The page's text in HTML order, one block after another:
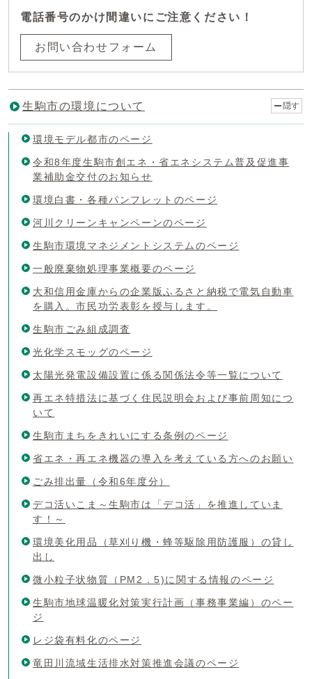
電話番号のかけ間違いにご注意ください！
お問い合わせフォーム
生駒市の環境について 隠す
環境モデル都市のページ
令和8年度生駒市創エネ・省エネシステム普及促進事
業補助金交付のお知らせ
環境白書・各種パンフレットのページ
河川クリーンキャンペーンのページ
生駒市環境マネジメントシステムのページ
一般廃棄物処理事業概要のページ
大和信用金庫からの企業版ふるさと納税で電気自動車
を購入。市民功労表彰を授与します。
生駒市ごみ組成調査
光化学スモッグのページ
太陽光発電設備設置に係る関係法令等一覧について
再エネ特措法に基づく住民説明会および事前周知につ
いて
生駒市まちをきれいにする条例のページ
省エネ・再エネ機器の導入を考えている方へのお願い
ごみ排出量（令和6年度分）
デコ活いこま～生駒市は「デコ活」を推進していま
す！～
環境美化用品（草刈り機・蜂等駆除用防護服）の貸し
出し
微小粒子状物質（PM2．5)に関する情報のページ
生駒市地球温暖化対策実行計画（事務事業編）のペー
ジ
レジ袋有料化のページ
竜田川流域生活排水対策推進会議のページ